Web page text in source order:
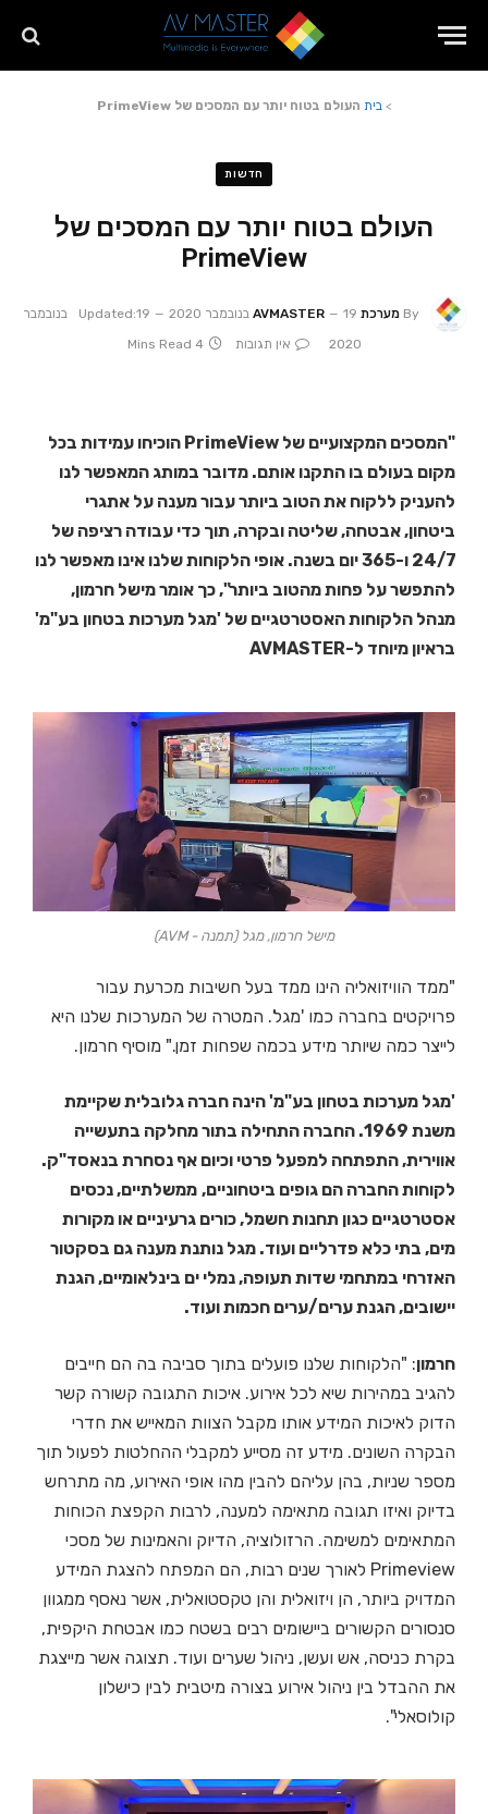
>בית העולם בטוח יותר עם המסכים של PrimeView
חדשות
העולם בטוח יותר עם המסכים של
PrimeView
By מערכת AVMASTER 19 בנובמבר 2020 Updated:
19 בנובמבר
2020
אין תגובות 4 Mins Read
"המסכים המקצועיים של PrimeView הוכיחו עמידות בכל
מקום בעולם בו התקנו אותם. מדובר במותג המאפשר לנו
להעניק ללקוח את הטוב ביותר עבור מענה על אתגרי
ביטחון, אבטחה, שליטה ובקרה, תוך כדי עבודה רציפה של
24/7 ו-365 יום בשנה. אופי הלקוחות שלנו אינו מאפשר לנו
להתפשר על פחות מהטוב ביותר", כך אומר מישל חרמון,
מנהל הלקוחות האסטרטגיים של 'מגל מערכות בטחון בע"מ'
בראיון מיוחד ל-AVMASTER
מישל חרמון, מגל (תמנה - AVM)
"ממד הוויזואליה הינו ממד בעל חשיבות מכרעת עבור
פרויקטים בחברה כמו 'מגל'. המטרה של המערכות שלנו היא
לייצר כמה שיותר מידע בכמה שפחות זמן." מוסיף חרמון.
'מגל מערכות בטחון בע"מ' הינה חברה גלובלית שקיימת
משנת 1969. החברה התחילה בתור מחלקה בתעשייה
אווירית, התפתחה למפעל פרטי וכיום אף נסחרת בנאסד"ק.
לקוחות החברה הם גופים ביטחוניים, ממשלתיים, נכסים
אסטרטגיים כגון תחנות חשמל, כורים גרעיניים או מקורות
מים, בתי כלא פדרליים ועוד. מגל נותנת מענה גם בסקטור
האזרחי במתחמי שדות תעופה, נמלי ים בינלאומיים, הגנת
יישובים, הגנת ערים/ערים חכמות ועוד.
חרמון: "הלקוחות שלנו פועלים בתוך סביבה בה הם חייבים
להגיב במהירות שיא לכל אירוע. איכות התגובה קשורה קשר
הדוק לאיכות המידע אותו מקבל הצוות המאייש את חדרי
הבקרה השונים. מידע זה מסייע למקבלי ההחלטות לפעול תוך
מספר שניות, בהן עליהם להבין מהו אופי האירוע, מה מתרחש
בדיוק ואיזו תגובה מתאימה למענה, לרבות הקפצת הכוחות
המתאימים למשימה. הרזולוציה, הדיוק והאמינות של מסכי
Primeview לאורך שנים רבות, הם המפתח להצגת המידע
המדויק ביותר, הן ויזואלית והן טקסטואלית, אשר נאסף ממגוון
סנסורים הקשורים ביישומים רבים בשטח כמו אבטחת היקפית,
בקרת כניסה, אש ועשן, ניהול שערים ועוד. תצוגה אשר מייצגת
את ההבדל בין ניהול אירוע בצורה מיטבית לבין כישלון
קולוסאלי".